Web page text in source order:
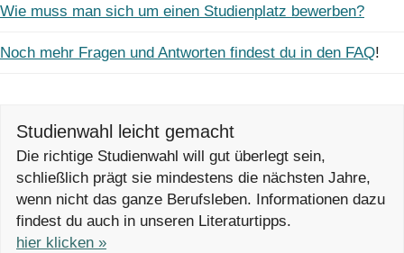
Wie muss man sich um einen Studienplatz bewerben?
Noch mehr Fragen und Antworten findest du in den FAQ!
Studienwahl leicht gemacht
Die richtige Studienwahl will gut überlegt sein,
schließlich prägt sie mindestens die nächsten Jahre,
wenn nicht das ganze Berufsleben. Informationen dazu
findest du auch in unseren Literaturtipps.
hier klicken »